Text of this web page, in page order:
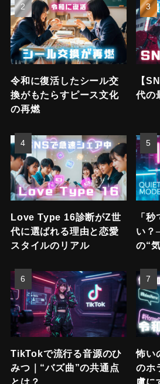
令和に復活したシール交
換がもたらすピース文化
の再燃
【
代の
Love Type 16診断がZ世
代に選ばれる理由と恋愛
スタイルのリアル
「
い？
の“
TikTokで流行る音源のひ
みつ｜“バズ曲”の共通点
とは？
怖い
のホ
虜に